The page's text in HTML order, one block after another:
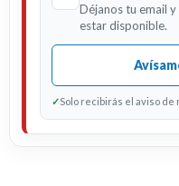
Déjanos tu email
estar disponible.
✓Solo recibirás el aviso